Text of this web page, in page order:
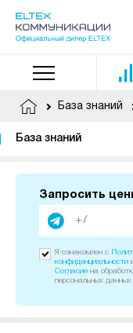
База знаний
База знаний
Запросить
Я ознакомлен с
конфиденциальности
Согласие на
персональных данных